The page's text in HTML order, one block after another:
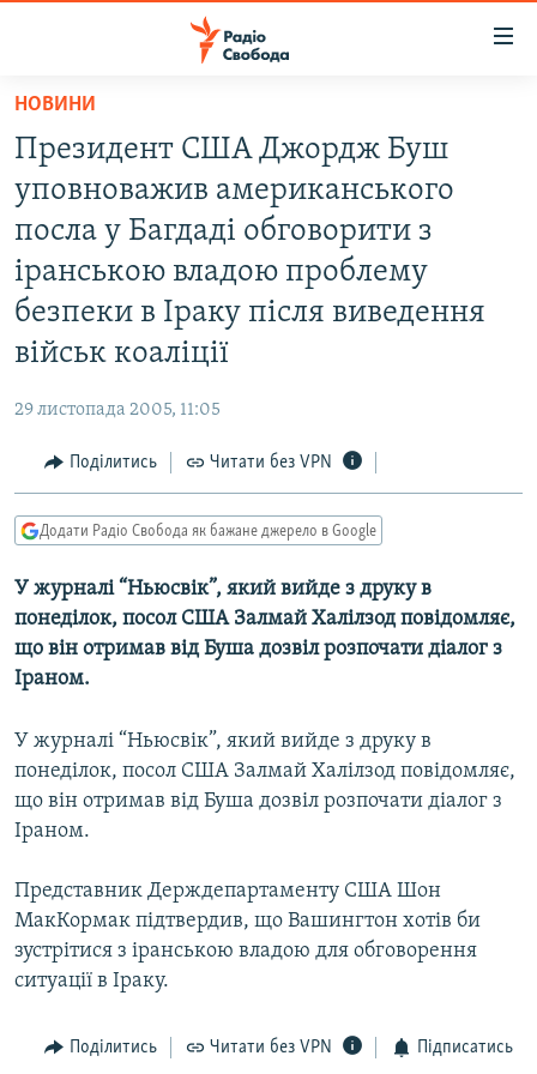
Перейти
основного
матеріалу
Перейти
до
основної
навігації
Перейти
до
ВСЕ ЗА ДОБУ
СУСПІЛЬСТВО
УКРАЇНА
СВІТ
РОСІЙСЬКА «ФІЛЬТРАЦІЯ»
ДОНБАС.РЕАЛІЇ
СХЕМИ
КИТАЙ.ВИКЛИКИ
ФОТО
СПЕЦПРОЄКТИ
ПОДКАСТИ
КРИМ РЕАЛІЇ
РУС
УКР
ДОЛУЧАЙСЯ!
НОВИНИ
Президент США Джордж Буш
уповноважив американського
посла у Багдаді обговорити з
іранською владою проблему
безпеки в Іраку після виведення
військ коаліції
29 листопада 2005, 11:05
Поділитись Читати без VPN
Додати Радіо Свобода як бажане джерело в Google
У журналі “Ньюсвік”, який вийде з друку в
понеділок, посол США Залмай Халілзод повідомляє,
що він отримав від Буша дозвіл розпочати діалог з
Іраном.
У журналі “Ньюсвік”, який вийде з друку в
понеділок, посол США Залмай Халілзод повідомляє,
що він отримав від Буша дозвіл розпочати діалог з
Іраном.
Представник Держдепартаменту США Шон
МакКормак підтвердив, що Вашингтон хотів би
зустрітися з іранською владою для обговорення
ситуації в Іраку.
Поділитись Читати без VPN Підписатись